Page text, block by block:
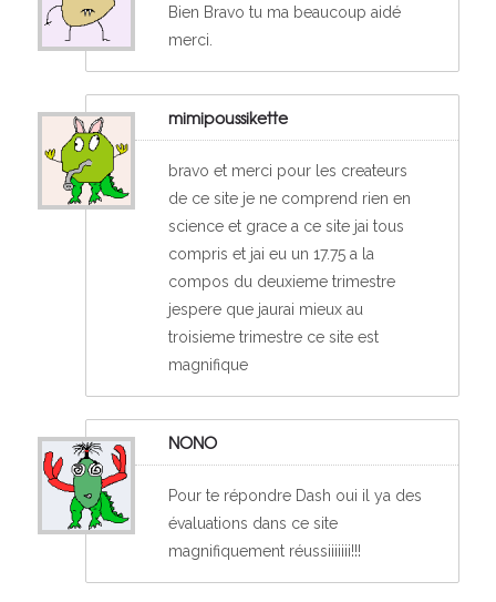
Bien Bravo tu ma beaucoup aidé
merci.
mimipoussikette
bravo et merci pour les createurs
de ce site je ne comprend rien en
science et grace a ce site jai tous
compris et jai eu un 17.75 a la
compos du deuxieme trimestre
jespere que jaurai mieux au
troisieme trimestre ce site est
magnifique
NONO
Pour te répondre Dash oui il ya des
évaluations dans ce site
magnifiquement réussiiiiiii!!!